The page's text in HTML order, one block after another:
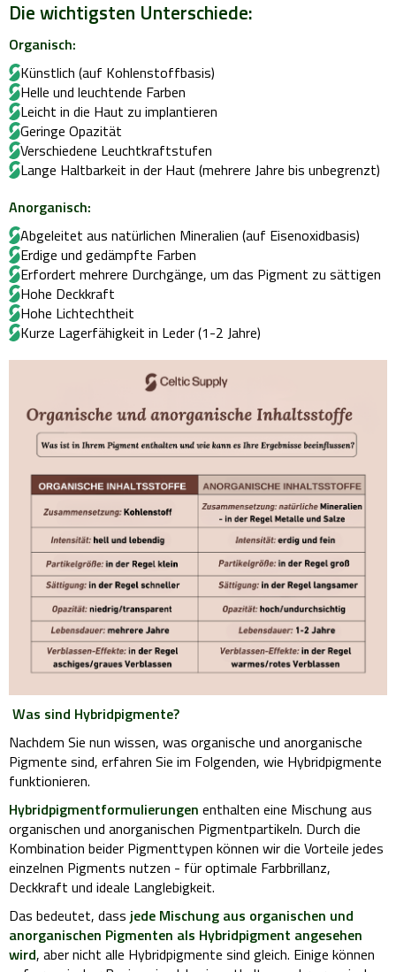
Die wichtigsten Unterschiede:
Organisch:
Künstlich (auf Kohlenstoffbasis)
Helle und leuchtende Farben
Leicht in die Haut zu implantieren
Geringe Opazität
Verschiedene Leuchtkraftstufen
Lange Haltbarkeit in der Haut (mehrere Jahre bis unbegrenzt)
Anorganisch:
Abgeleitet aus natürlichen Mineralien (auf Eisenoxidbasis)
Erdige und gedämpfte Farben
Erfordert mehrere Durchgänge, um das Pigment zu sättigen
Hohe Deckkraft
Hohe Lichtechtheit
Kurze Lagerfähigkeit in Leder (1-2 Jahre)
Was sind Hybridpigmente?
Nachdem Sie nun wissen, was organische und anorganische
Pigmente sind, erfahren Sie im Folgenden, wie Hybridpigmente
funktionieren.
Hybridpigmentformulierungen enthalten eine Mischung aus
organischen und anorganischen Pigmentpartikeln. Durch die
Kombination beider Pigmenttypen können wir die Vorteile jedes
einzelnen Pigments nutzen - für optimale Farbbrillanz,
Deckkraft und ideale Langlebigkeit.
Das bedeutet, dass jede Mischung aus organischen und
anorganischen Pigmenten als Hybridpigment angesehen
wird, aber nicht alle Hybridpigmente sind gleich. Einige können